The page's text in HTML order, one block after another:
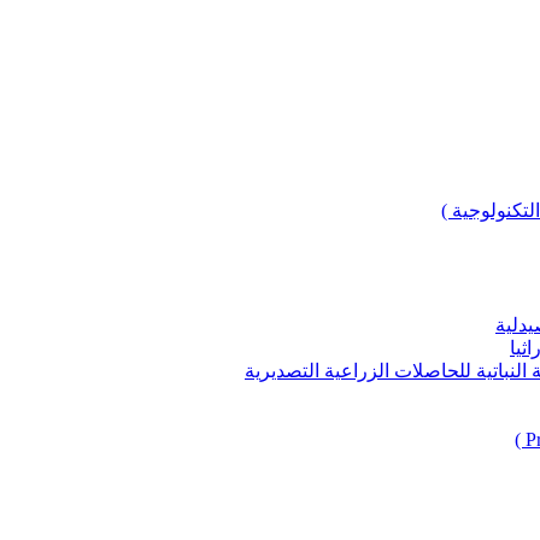
)
للحاصلات الزراعية التصديرية